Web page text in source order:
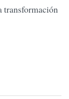
transformación